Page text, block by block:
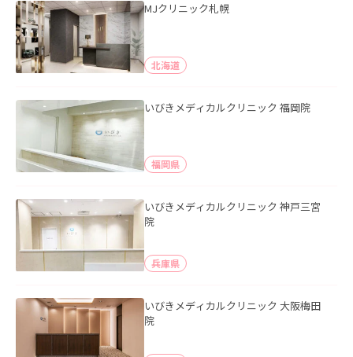
MJクリニック札幌
北海道
いびきメディカルクリニック 福岡院
福岡県
いびきメディカルクリニック 神戸三宮
院
兵庫県
いびきメディカルクリニック 大阪梅田
院